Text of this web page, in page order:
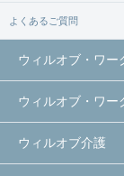
よくあるご質問
ウィルオブ・ワ
ウィルオブ・ワ
ウィルオブ介護